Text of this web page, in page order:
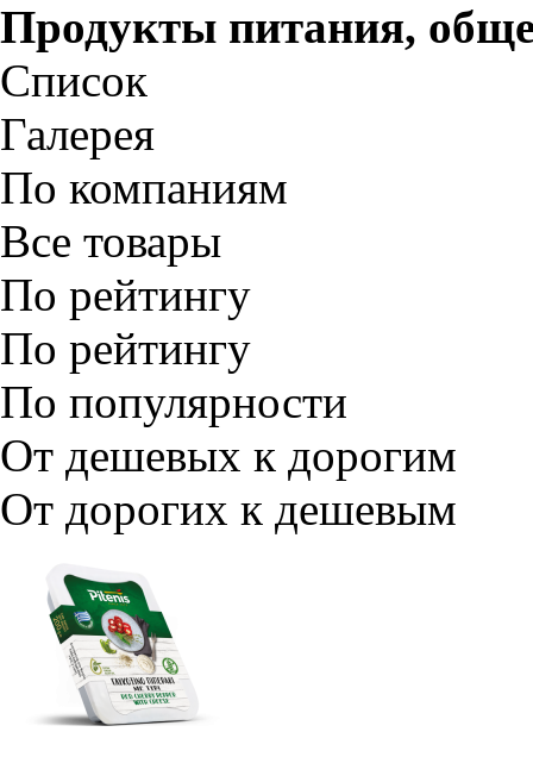
Продукты питания,
Список
Галерея
По компаниям
Все товары
По рейтингу
По рейтингу
По популярности
От дешевых к дорогим
От дорогих к дешевым